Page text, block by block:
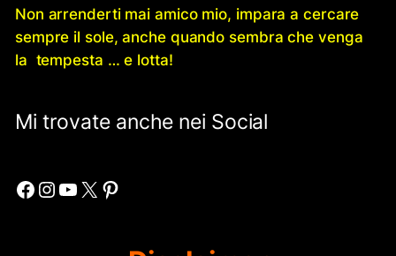
Non arrenderti mai amico mio, impara a cercare
sempre il sole, anche quando sembra che venga
la tempesta … e lotta!
Mi trovate anche nei Social
Facebook Instagram YouTube X Pinterest